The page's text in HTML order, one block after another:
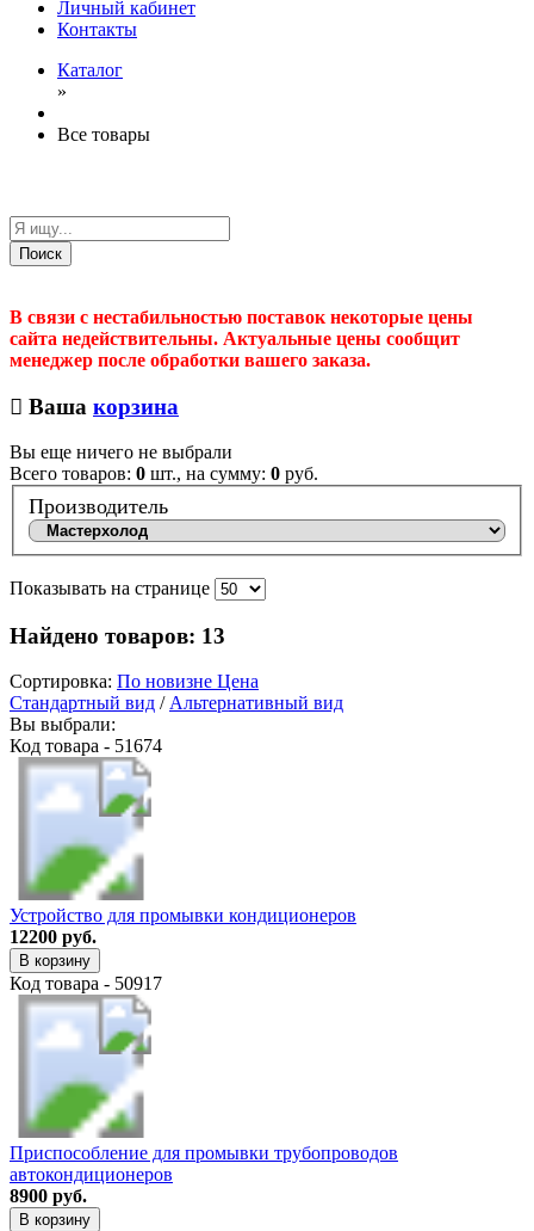
Личный кабинет
Контакты
Каталог
»
Все товары
Поиск
В связи с нестабильностью поставок некоторые цены
сайта недействительны. Актуальные цены сообщит
менеджер после обработки вашего заказа.
Ваша корзина
Вы еще ничего не выбрали
Всего товаров: 0 шт., на сумму: 0 руб.
Производитель
Показывать на странице
Найдено товаров: 13
Сортировка: По новизне Цена
Стандартный вид /Альтернативный вид
Вы выбрали:
Код товара - 51674
Устройство для промывки кондиционеров
12200 руб.
В корзину
Код товара - 50917
Приспособление для промывки трубопроводов
автокондиционеров
8900 руб.
В корзину